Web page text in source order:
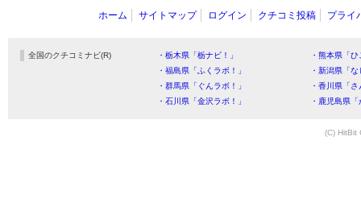
ホーム サイトマップ ログイン クチコミ投稿 プライ
全国のクチコミナビ(R) ・栃木県「栃ナビ！」
・熊本県「
・福島県「ふくラボ！」
・新潟県「
・群馬県「ぐんラボ！」
・香川県「
・石川県「金沢ラボ！」
・鹿児島県
(C) HitBit